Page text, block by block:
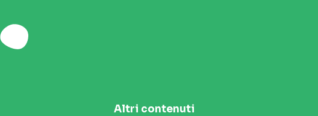
Altri contenuti